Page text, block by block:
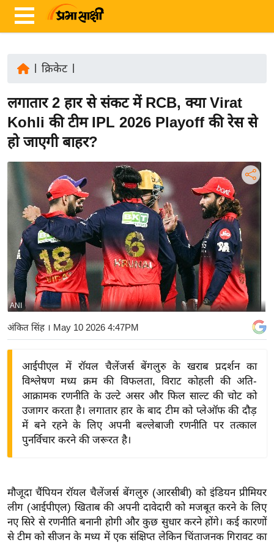
ज़ा
ख
ब
र
रा
त
र्रा
ष्ट्री
य
बि
ज़
ने
द्यो
शे
ष
ज्ञ
रा
क्रिकेट|
लगातार 2 हार से संकट में RCB, क्या Virat
Kohli की टीम IPL 2026 Playoff की रेस से
हो जाएगी बाहर?
ANI
अंकित सिंह। May 10 2026 4:47PM
आईपीएल में रॉयल चैलेंजर्स बेंगलुरु के खराब प्रदर्शन का
विश्लेषण मध्य क्रम की विफलता, विराट कोहली की अति-
आक्रामक रणनीति के उल्टे असर और फिल साल्ट की चोट को
उजागर करता है। लगातार हार के बाद टीम को प्लेऑफ की दौड़
में बने रहने के लिए अपनी बल्लेबाजी रणनीति पर तत्काल
पुनर्विचार करने की जरूरत है।
मौजूदा चैंपियन रॉयल चैलेंजर्स बेंगलुरु (आरसीबी) को इंडियन प्रीमियर
लीग (आईपीएल) खिताब की अपनी दावेदारी को मजबूत करने के लिए
नए सिरे से रणनीति बनानी होगी और कुछ सुधार करने होंगे। कई कारणों
से टीम को सीजन के मध्य में एक संक्षिप्त लेकिन चिंताजनक गिरावट का